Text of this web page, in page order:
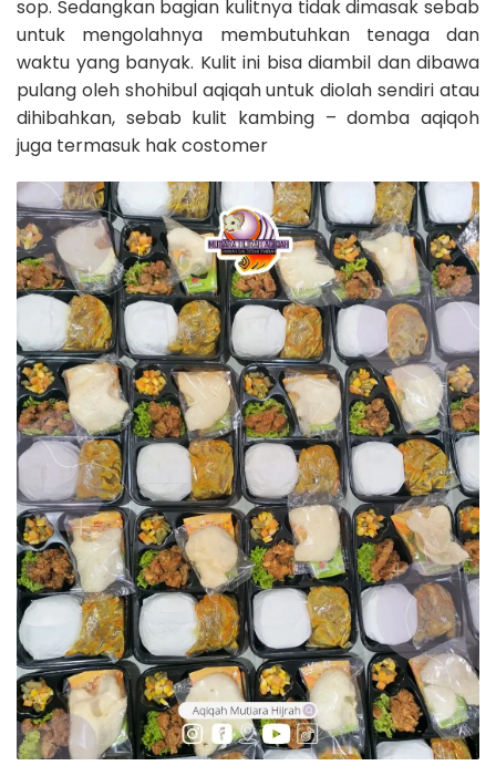
sop. Sedangkan bagian kulitnya tidak dimasak sebab
untuk mengolahnya membutuhkan tenaga dan
waktu yang banyak. Kulit ini bisa diambil dan dibawa
pulang oleh shohibul aqiqah untuk diolah sendiri atau
dihibahkan, sebab kulit kambing – domba aqiqoh
juga termasuk hak costomer